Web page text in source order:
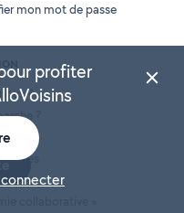
mon mot de passe
?
?
profiter